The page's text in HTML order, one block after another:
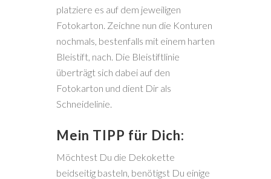
platziere es auf dem jeweiligen
Fotokarton. Zeichne nun die Konturen
nochmals, bestenfalls mit einem harten
Bleistift, nach. Die Bleistiftlinie
überträgt sich dabei auf den
Fotokarton und dient Dir als
Schneidelinie.
Mein TIPP für Dich:
Möchtest Du die Dekokette
beidseitig basteln, benötigst Du einige